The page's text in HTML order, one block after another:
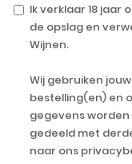
Ik verklaar 18 jaar
de opslag en
Wijnen.
Wij gebruiken
bestelling(en) en
gegevens
gedeeld met
naar ons